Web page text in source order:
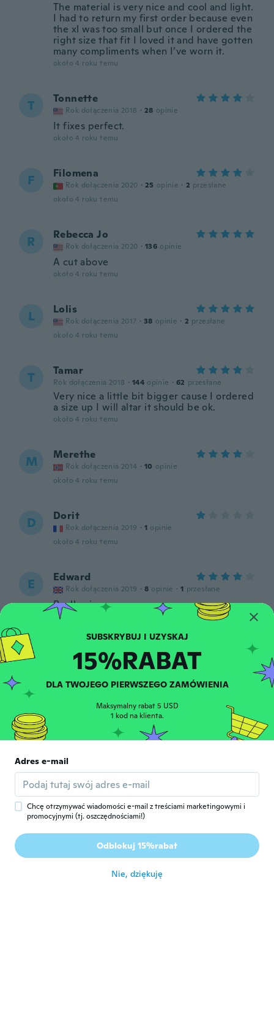
The material is very nice and cool and light.
I had to return my first order because even
the xl was too small but once I ordered the
right size that fit I loved it and have gotten
many compliments when I’ve worn it.
około 4 roku temu
T Tonnette
Rok dołączenia 2018 · 28 opinie
It fixes perfect.
około 4 roku temu
F Filomena
Rok dołączenia 2020 · 25 opinie · 2 przesłane
około 4 roku temu
R Rebecca Jo
Rok dołączenia 2020 · 136 opinie
A cut above
około 4 roku temu
L Lolis
Rok dołączenia 2017 · 38 opinie · 2 przesłane
około 4 roku temu
T Tamar
Rok dołączenia 2018 · 144 opinie · 62 przesłane
Very nice a little bit bigger cause I ordered
a size up I will altar it should be ok.
około 4 roku temu
M Merethe
Rok dołączenia 2014 · 10 opinie
około 4 roku temu
D Dorit
Rok dołączenia 2019 · 1 opinie
około 4 roku temu
E Edward
Rok dołączenia 2019 · 8 opinie · 1 przesłane
Really nice
około 4 roku temu
M Marie
Rok dołączenia 2021 · 2 opinie
Fit perfectly
S Rok dołączenia 2019 · 47 opinie
J Josy
Rok dołączenia 2016 · 38 opinie
około 4 roku temu
L Rok dołączenia 2021 · 3 opinie
około 4 roku temu
15%RABAT
DLA TWOJEGO PIERWSZEGO ZAMÓWIENIA
Maksymalny rabat 5 USD
1 kod na klienta.
Adres e-mail
Chcę otrzymywać wiadomości e-mail z treściami marketingowymi i
promocyjnymi (tj. oszczędnościami!)
Odblokuj 15%rabat
Nie, dziękuję